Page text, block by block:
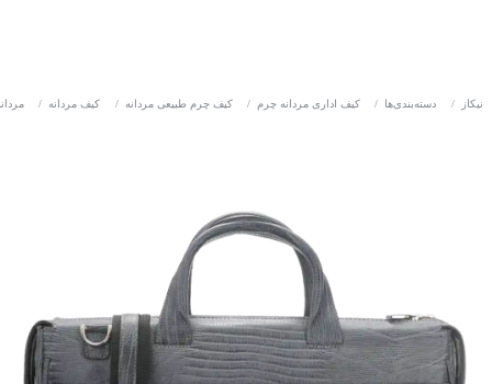
نیکاز / دسته‌بندی‌ها / کیف اداری مردانه چرم / کیف چرم طبیعی مردانه / کیف مردانه /